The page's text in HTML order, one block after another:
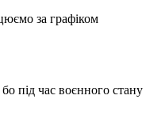
за графіком
під час воєнного стану